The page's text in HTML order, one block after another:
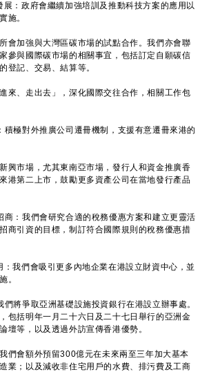
展：政府會繼續加強培訓及推動科技方案的應用以
施。
加強與大灣區碳市場的試點合作。我們亦會聯
參與國際碳市場的相關事宜，包括訂定自願碳信
登記、交易、結算等。
、走出去」，深化國際交往合作，相關工作包
積極對外推廣公司遷冊機制，支援有意遷冊來港的
市場，尤其東南亞市場，發行人和資金推廣香
港第二上市，鼓勵更多資產公司在當地發行產品
商：我們會研究合適的稅務優惠方案和建立更靈活
商引資的目標，制訂符合國際規則的稅務優惠措
：我們會吸引更多內地企業在港設立財資中心，並
。
們將爭取亞洲基礎設施投資銀行在港設立辦事處。
包括明年一月二十六日及二十七日舉行的亞洲金
壇等，以及透過外訪宣傳香港優勢。
會額外預留300億元在未來兩至三年加大基本
業；以及減收非住宅用戶的水費、排污費及工商